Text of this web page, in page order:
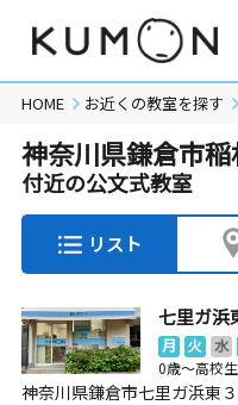
HOME お近くの教室を探す
神奈川県鎌倉市
付近の公文式教室
リスト
七里ガ浜
月 火 水
0歳～高校生
神奈川県鎌倉市七里ガ浜東